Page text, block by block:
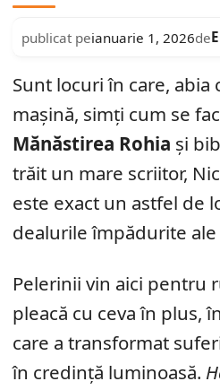
publicat peianuarie 1, 2026de
Sunt locuri în care, abia
mașină, simți cum se
Mănăstirea Rohia și
trăit un mare scriitor,
este exact un astfel de
dealurile împădurite
Pelerinii vin aici pentru
pleacă cu ceva în plus,
care a transformat
în credință luminoasă.